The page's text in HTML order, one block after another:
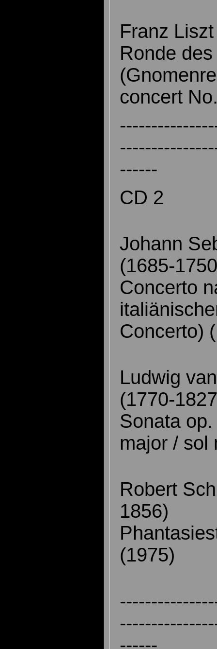
Franz
Ronde
concert
------
CD 2
Johann
(1685-
Concerto
Concerto)
Ludwig
(1770-
Sonata
major / sol
Robert
1856)
(1975)